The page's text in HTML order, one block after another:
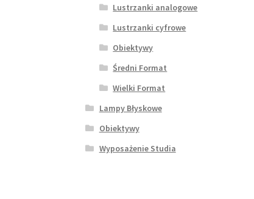
Lustrzanki analogowe
Lustrzanki cyfrowe
Obiektywy
Średni Format
Wielki Format
Lampy Błyskowe
Obiektywy
Wyposażenie Studia